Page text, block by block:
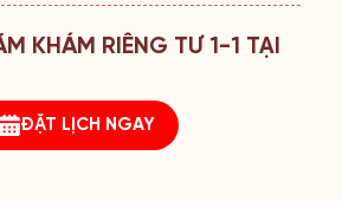
KHÁM RIÊNG TƯ 1-1 TẠI
ĐẶT LỊCH NGAY